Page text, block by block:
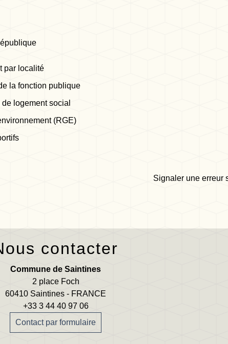
par localité
la fonction publique
logement social
(RGE)
Signaler une erreur
contacter
Commune de Saintines
2 place Foch
60410 Saintines - FRANCE
+33 3 44 40 97 06
Contact par formulaire